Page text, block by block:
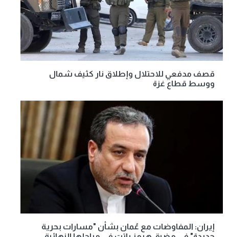
قصف مدفعي للاحتلال وإطلاق نار كثيف شمال
ووسط قطاع غزة
إيران: المفاوضات مع عُمان بشأن "مسارات بحرية